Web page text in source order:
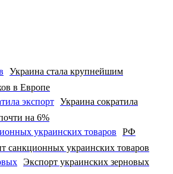
Украина стала крупнейшим
в Европе
Украина сократила
на 6%
РФ
санкционных украинских товаров
Экспорт украинских зерновых